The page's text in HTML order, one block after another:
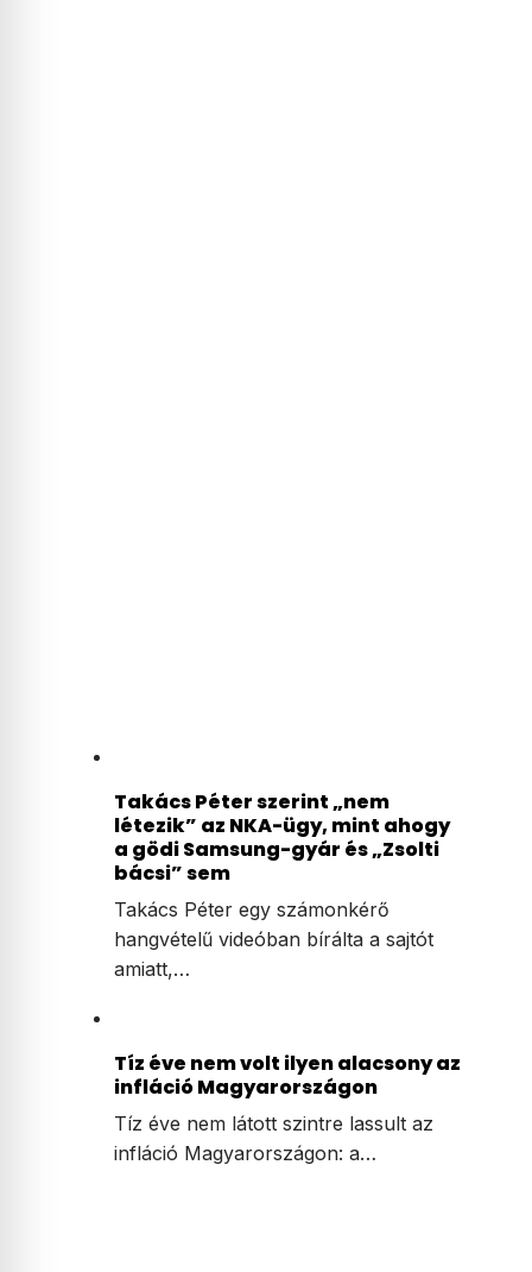
Takács Péter szerint „nem
létezik” az NKA-ügy, mint ahogy
a gödi Samsung-gyár és „Zsolti
bácsi” sem
Takács Péter egy számonkérő
hangvételű videóban bírálta a sajtót
amiatt,…
Tíz éve nem volt ilyen alacsony az
infláció Magyarországon
Tíz éve nem látott szintre lassult az
infláció Magyarországon: a…